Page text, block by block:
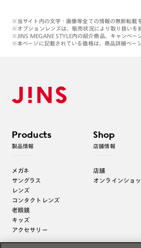
※当サイト内の文字・画像等全ての情報の無断転載
※オプションレンズは、販売状況により取り扱いを
※JINS MEGANE STYLE内の紹介商品、キャンペー
※本ページに記載されている価格は、商品詳細ペー
Products
製品情報
メガネ
サングラス
レンズ
コンタクトレンズ
老眼鏡
キッズ
アクセサリー
Shop
店舗情報
店舗
オンラインショ